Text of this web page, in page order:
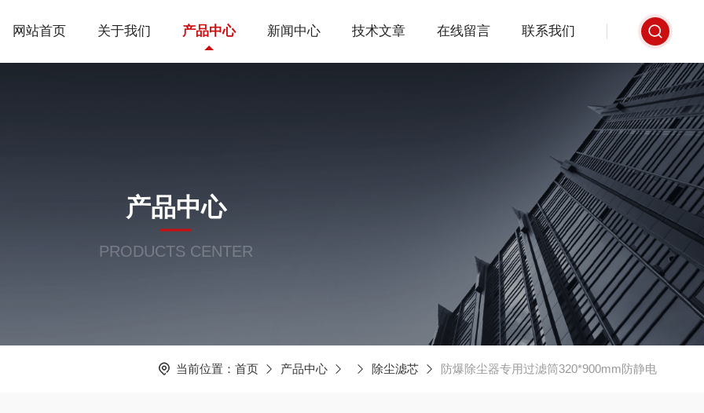
网站首页 关于我们 产品中心 新闻中心 技术文章 在线留言 联系我们
产品中心
PRODUCTS CENTER
当前位置： 首页 产品中心 除尘滤芯 防爆除尘器专用过滤筒320*900mm防静电